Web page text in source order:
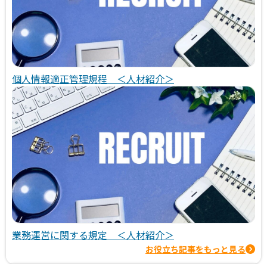
個人情報適正管理規程 ＜人材紹介＞
業務運営に関する規定 ＜人材紹介＞
お役立ち記事をもっと見る